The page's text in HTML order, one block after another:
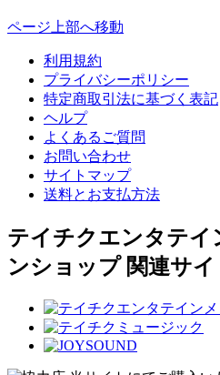
ページ上部へ移動
利用規約
プライバシーポリシー
特定商取引法に基づく表記
ヘルプ
よくあるご質問
お問い合わせ
サイトマップ
送料とお支払方法
テイチクエンタテイ
ンショップ 関連サイ